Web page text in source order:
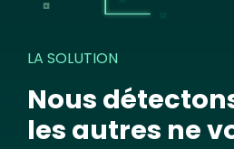
LA SOLUTION
Nous
les autres ne